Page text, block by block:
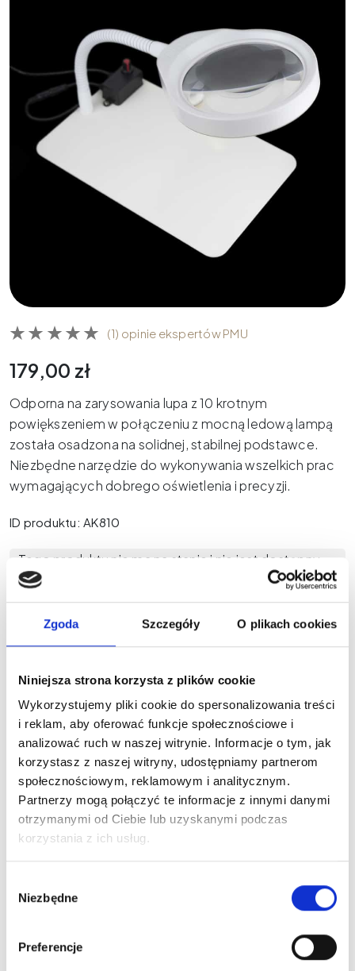
Zgoda Szczegóły O plikach cookies
Niniejsza strona korzysta z plików cookie
Wykorzystujemy pliki cookie do spersonalizowania treści
i reklam, aby oferować funkcje społecznościowe i
analizować ruch w naszej witrynie. Informacje o tym, jak
korzystasz z naszej witryny, udostępniamy partnerom
społecznościowym, reklamowym i analitycznym.
Partnerzy mogą połączyć te informacje z innymi danymi
otrzymanymi od Ciebie lub uzyskanymi podczas
korzystania z ich usług.
zgody
Niezbędne
Preferencje
(1) opinie ekspertów PMU
179,00 zł
Odporna na zarysowania lupa z 10 krotnym
powiększeniem w połączeniu z mocną ledową lampą
została osadzona na solidnej, stabilnej podstawce.
Niezbędne narzędzie do wykonywania wszelkich prac
wymagających dobrego oświetlenia i precyzji.
ID produktu: AK810
Tego produktu nie ma na stanie i nie jest dostępny.
Nowości na naszym
blogu